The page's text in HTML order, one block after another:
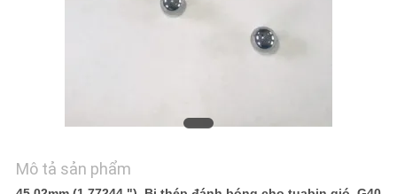
WEB
Mô tả sản phẩm